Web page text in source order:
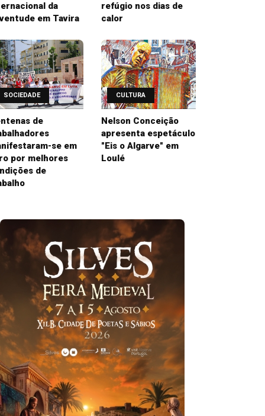
da
em Tavira
refúgio nos dias de
calor
SOCIEDADE
de
se em
por melhores
de
CULTURA
Nelson Conceição
apresenta espetáculo
"Eis o Algarve" em
Loulé